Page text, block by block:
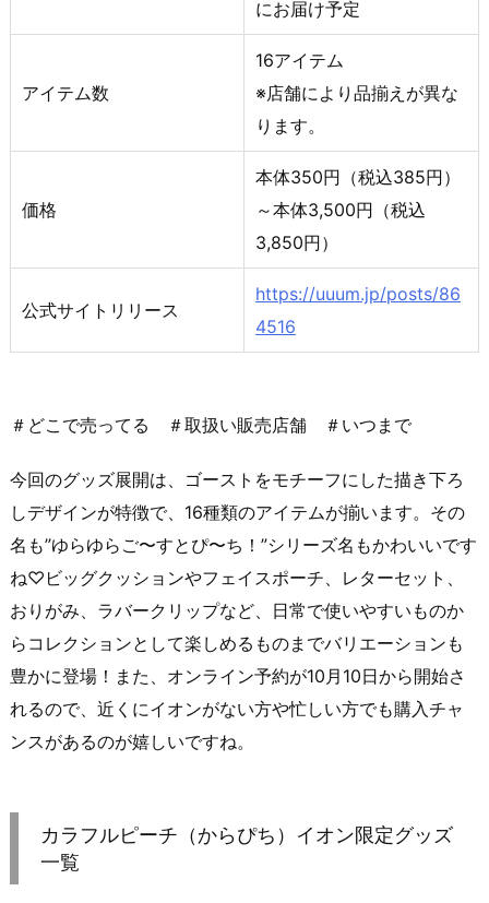
にお届け予定
アイテム数
16アイテム
※店舗により品揃えが異な
ります。
価格
本体350円（税込385円）
～本体3,500円（税込
3,850円）
公式サイトリリース
https://uuum.jp/posts/86
4516
＃どこで売ってる ＃取扱い販売店舗 ＃いつまで
今回のグッズ展開は、ゴーストをモチーフにした描き下ろ
しデザインが特徴で、16種類のアイテムが揃います。その
名も”ゆらゆらご〜すとぴ〜ち！”シリーズ名もかわいいです
ね♡ビッグクッションやフェイスポーチ、レターセット、
おりがみ、ラバークリップなど、日常で使いやすいものか
らコレクションとして楽しめるものまでバリエーションも
豊かに登場！また、オンライン予約が10月10日から開始さ
れるので、近くにイオンがない方や忙しい方でも購入チャ
ンスがあるのが嬉しいですね。
カラフルピーチ（からぴち）イオン限定グッズ
一覧